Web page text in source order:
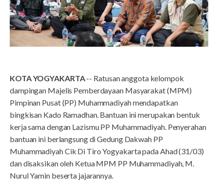
KOTA YOGYAKARTA-- Ratusan anggota kelompok
dampingan Majelis Pemberdayaan Masyarakat (MPM)
Pimpinan Pusat (PP) Muhammadiyah mendapatkan
bingkisan Kado Ramadhan. Bantuan ini merupakan bentuk
kerja sama dengan Lazismu PP Muhammadiyah. Penyerahan
bantuan ini berlangsung di Gedung Dakwah PP
Muhammadiyah Cik Di Tiro Yogyakarta pada Ahad (31/03)
dan disaksikan oleh Ketua MPM PP Muhammadiyah, M.
Nurul Yamin beserta jajarannya.